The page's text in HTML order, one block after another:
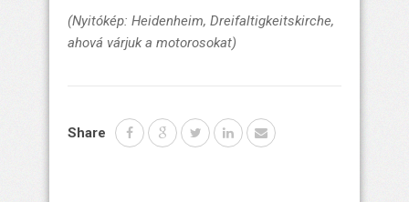
(Nyitókép: Heidenheim, Dreifaltigkeitskirche,
ahová várjuk a motorosokat)
Share